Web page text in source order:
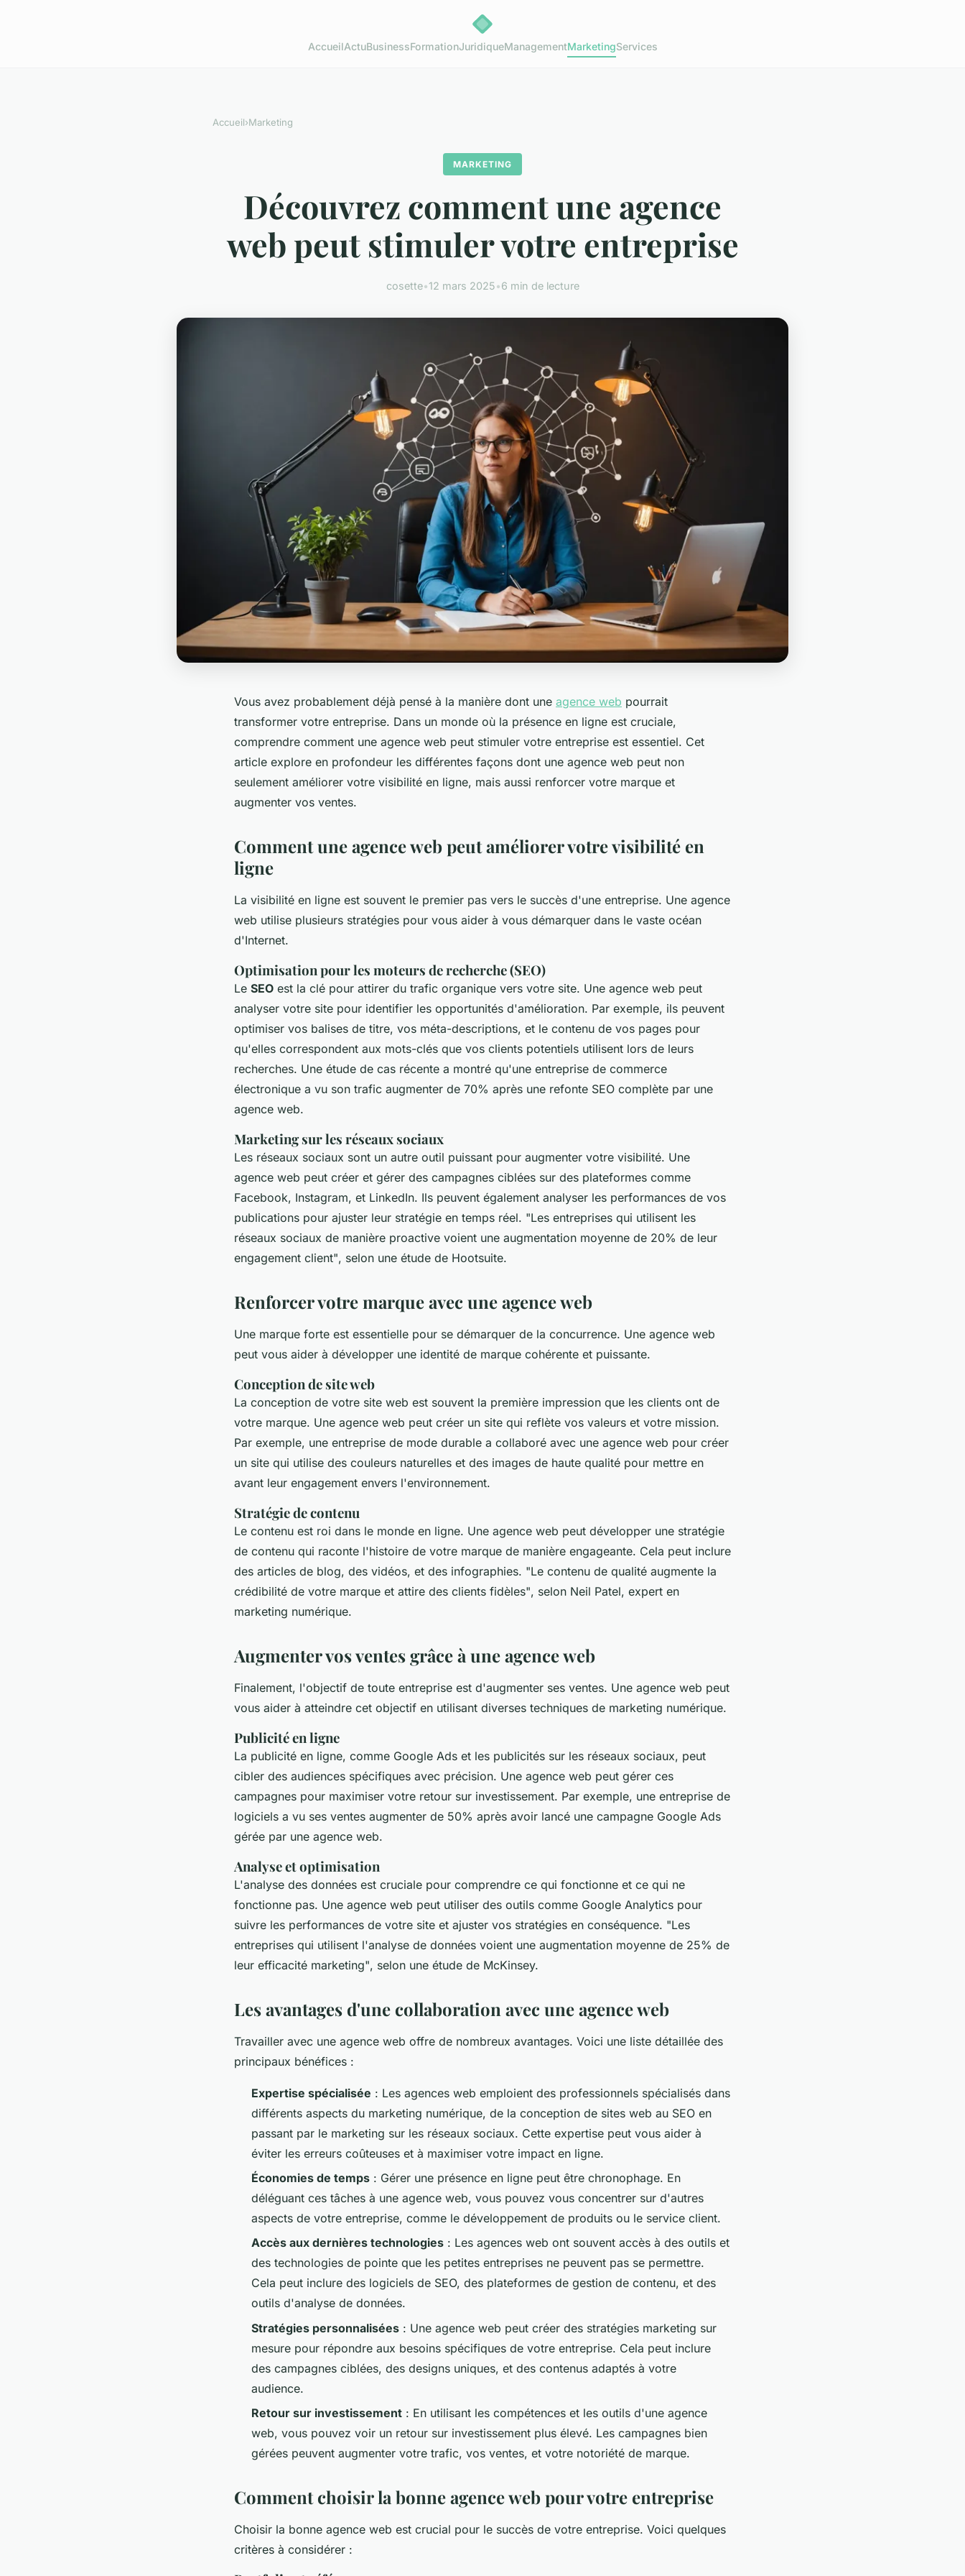
AccueilActuBusinessFormationJuridiqueManagementMarketingServices
Accueil›Marketing
MARKETING
Découvrez comment une agence
web peut stimuler votre entreprise
cosette•12 mars 2025•6 min de lecture
Vous avez probablement déjà pensé à la manière dont une agence web pourrait
transformer votre entreprise. Dans un monde où la présence en ligne est cruciale,
comprendre comment une agence web peut stimuler votre entreprise est essentiel. Cet
article explore en profondeur les différentes façons dont une agence web peut non
seulement améliorer votre visibilité en ligne, mais aussi renforcer votre marque et
augmenter vos ventes.
Comment une agence web peut améliorer votre visibilité en
ligne
La visibilité en ligne est souvent le premier pas vers le succès d'une entreprise. Une agence
web utilise plusieurs stratégies pour vous aider à vous démarquer dans le vaste océan
d'Internet.
Optimisation pour les moteurs de recherche (SEO)
Le SEO est la clé pour attirer du trafic organique vers votre site. Une agence web peut
analyser votre site pour identifier les opportunités d'amélioration. Par exemple, ils peuvent
optimiser vos balises de titre, vos méta-descriptions, et le contenu de vos pages pour
qu'elles correspondent aux mots-clés que vos clients potentiels utilisent lors de leurs
recherches. Une étude de cas récente a montré qu'une entreprise de commerce
électronique a vu son trafic augmenter de 70% après une refonte SEO complète par une
agence web.
Marketing sur les réseaux sociaux
Les réseaux sociaux sont un autre outil puissant pour augmenter votre visibilité. Une
agence web peut créer et gérer des campagnes ciblées sur des plateformes comme
Facebook, Instagram, et LinkedIn. Ils peuvent également analyser les performances de vos
publications pour ajuster leur stratégie en temps réel. "Les entreprises qui utilisent les
réseaux sociaux de manière proactive voient une augmentation moyenne de 20% de leur
engagement client", selon une étude de Hootsuite.
Renforcer votre marque avec une agence web
Une marque forte est essentielle pour se démarquer de la concurrence. Une agence web
peut vous aider à développer une identité de marque cohérente et puissante.
Conception de site web
La conception de votre site web est souvent la première impression que les clients ont de
votre marque. Une agence web peut créer un site qui reflète vos valeurs et votre mission.
Par exemple, une entreprise de mode durable a collaboré avec une agence web pour créer
un site qui utilise des couleurs naturelles et des images de haute qualité pour mettre en
avant leur engagement envers l'environnement.
Stratégie de contenu
Le contenu est roi dans le monde en ligne. Une agence web peut développer une stratégie
de contenu qui raconte l'histoire de votre marque de manière engageante. Cela peut inclure
des articles de blog, des vidéos, et des infographies. "Le contenu de qualité augmente la
crédibilité de votre marque et attire des clients fidèles", selon Neil Patel, expert en
marketing numérique.
Augmenter vos ventes grâce à une agence web
Finalement, l'objectif de toute entreprise est d'augmenter ses ventes. Une agence web peut
vous aider à atteindre cet objectif en utilisant diverses techniques de marketing numérique.
Publicité en ligne
La publicité en ligne, comme Google Ads et les publicités sur les réseaux sociaux, peut
cibler des audiences spécifiques avec précision. Une agence web peut gérer ces
campagnes pour maximiser votre retour sur investissement. Par exemple, une entreprise de
logiciels a vu ses ventes augmenter de 50% après avoir lancé une campagne Google Ads
gérée par une agence web.
Analyse et optimisation
L'analyse des données est cruciale pour comprendre ce qui fonctionne et ce qui ne
fonctionne pas. Une agence web peut utiliser des outils comme Google Analytics pour
suivre les performances de votre site et ajuster vos stratégies en conséquence. "Les
entreprises qui utilisent l'analyse de données voient une augmentation moyenne de 25% de
leur efficacité marketing", selon une étude de McKinsey.
Les avantages d'une collaboration avec une agence web
Travailler avec une agence web offre de nombreux avantages. Voici une liste détaillée des
principaux bénéfices :
Expertise spécialisée : Les agences web emploient des professionnels spécialisés dans
différents aspects du marketing numérique, de la conception de sites web au SEO en
passant par le marketing sur les réseaux sociaux. Cette expertise peut vous aider à
éviter les erreurs coûteuses et à maximiser votre impact en ligne.
Économies de temps : Gérer une présence en ligne peut être chronophage. En
déléguant ces tâches à une agence web, vous pouvez vous concentrer sur d'autres
aspects de votre entreprise, comme le développement de produits ou le service client.
Accès aux dernières technologies : Les agences web ont souvent accès à des outils et
des technologies de pointe que les petites entreprises ne peuvent pas se permettre.
Cela peut inclure des logiciels de SEO, des plateformes de gestion de contenu, et des
outils d'analyse de données.
Stratégies personnalisées : Une agence web peut créer des stratégies marketing sur
mesure pour répondre aux besoins spécifiques de votre entreprise. Cela peut inclure
des campagnes ciblées, des designs uniques, et des contenus adaptés à votre
audience.
Retour sur investissement : En utilisant les compétences et les outils d'une agence
web, vous pouvez voir un retour sur investissement plus élevé. Les campagnes bien
gérées peuvent augmenter votre trafic, vos ventes, et votre notoriété de marque.
Comment choisir la bonne agence web pour votre entreprise
Choisir la bonne agence web est crucial pour le succès de votre entreprise. Voici quelques
critères à considérer :